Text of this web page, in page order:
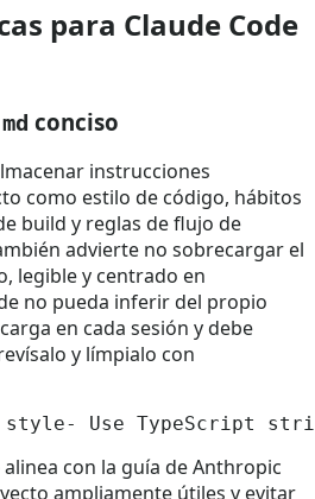
para Claude Code
conciso
instrucciones
como estilo de código, hábitos
build y reglas de flujo de
advierte no sobrecargar el
legible y centrado en
no pueda inferir del propio
en cada sesión y debe
y límpialo con
con la guía de Anthropic
ampliamente útiles y evitar